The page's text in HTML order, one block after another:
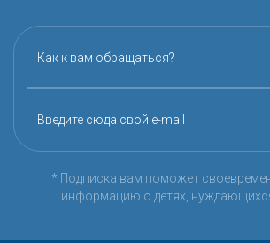
Как к вам обращаться?
Введите сюда свой e-mail
* Подписка вам поможет
информацию о детях,